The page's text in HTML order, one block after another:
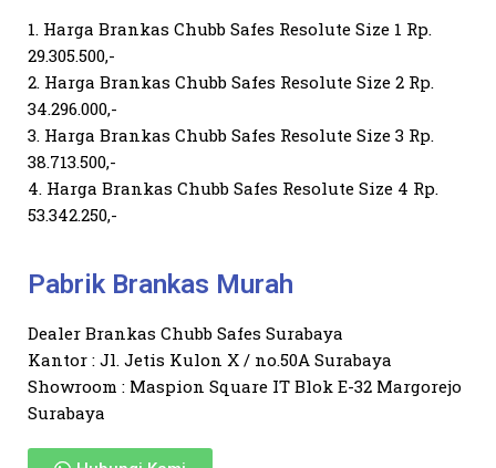
1. Harga Brankas Chubb Safes Resolute Size 1 Rp.
29.305.500,-
2. Harga Brankas Chubb Safes Resolute Size 2 Rp.
34.296.000,-
3. Harga Brankas Chubb Safes Resolute Size 3 Rp.
38.713.500,-
4. Harga Brankas Chubb Safes Resolute Size 4 Rp.
53.342.250,-
Pabrik Brankas Murah
Dealer Brankas Chubb Safes Surabaya
Kantor : Jl. Jetis Kulon X / no.50A Surabaya
Showroom : Maspion Square IT Blok E-32 Margorejo
Surabaya